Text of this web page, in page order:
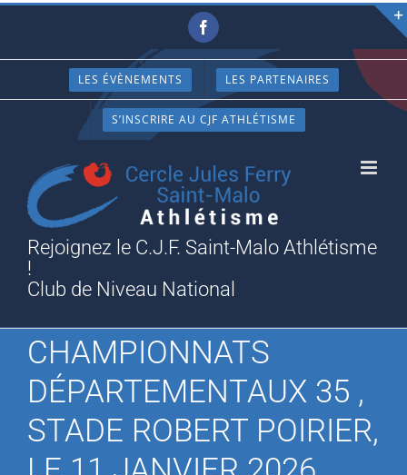
Passer
contenu
Facebook
LES ÉVÈNEMENTS LES PARTENAIRES
S’INSCRIRE AU CJF ATHLÉTISME
Rejoignez le C.J.F. Saint-Malo Athlétisme
!
Club de Niveau National
CHAMPIONNATS
DÉPARTEMENTAUX 35 ,
STADE ROBERT POIRIER,